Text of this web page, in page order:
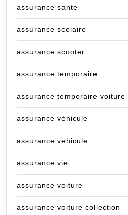
assurance sante
assurance scolaire
assurance scooter
assurance temporaire
assurance temporaire voiture
assurance véhicule
assurance vehicule
assurance vie
assurance voiture
assurance voiture collection